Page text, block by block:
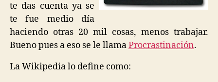
te das cuenta ya se
te fue medio día
haciendo otras 20 mil cosas, menos trabajar.
Bueno pues a eso se le llamaProcrastinación.
La Wikipedia lo define como: